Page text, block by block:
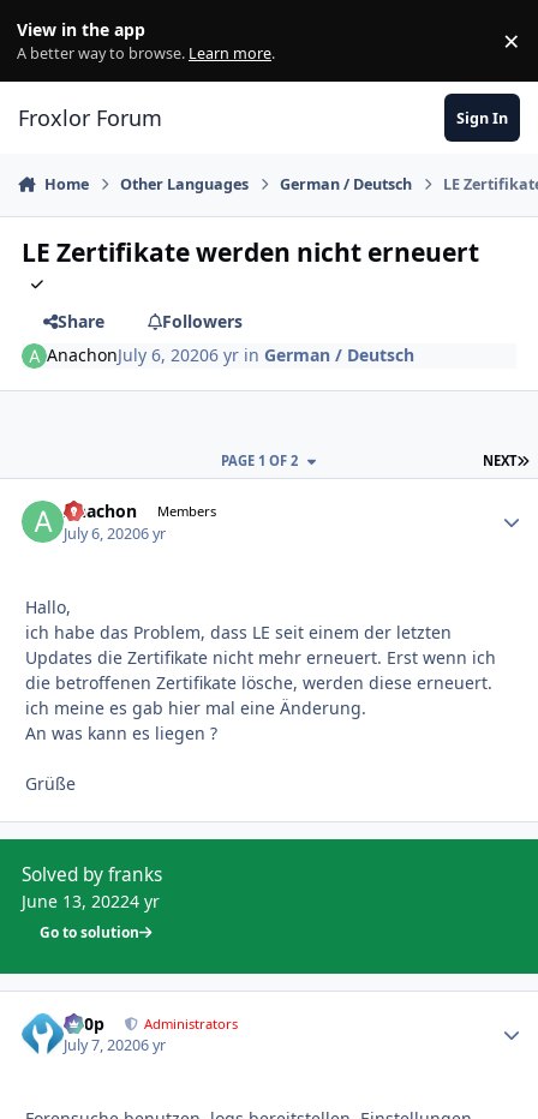
View in the app
A better way to browse. Learn more. ×
Froxlor Forum Sign In
Home Other Languages German / Deutsch LE
LE Zertifikate werden nicht erneuert
Share
Followers
AnachonJuly 6, 20206 yr inGerman / Deutsch
NEXT
PAGE 1 OF 2
Anachon Members
July 6, 20206 yr
Hallo,
ich habe das Problem, dass LE seit einem der letzten
Updates die Zertifikate nicht mehr erneuert. Erst wenn ich
die betroffenen Zertifikate lösche, werden diese erneuert.
ich meine es gab hier mal eine Änderung.
An was kann es liegen ?
Grüße
Solved by franks
June 13, 20224 yr
Go to solution
d00p Administrators
July 7, 20206 yr